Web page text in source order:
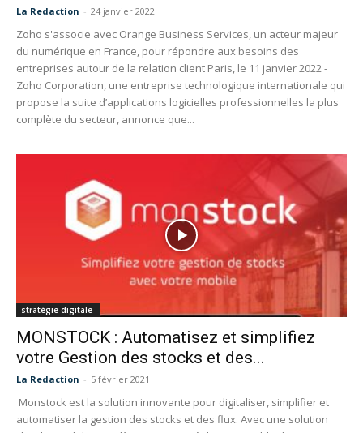
La Redaction - 24 janvier 2022
Zoho s'associe avec Orange Business Services, un acteur majeur
du numérique en France, pour répondre aux besoins des
entreprises autour de la relation client Paris, le 11 janvier 2022 -
Zoho Corporation, une entreprise technologique internationale qui
propose la suite d’applications logicielles professionnelles la plus
complète du secteur, annonce que...
stratégie digitale
MONSTOCK : Automatisez et simplifiez
votre Gestion des stocks et des...
La Redaction - 5 février 2021
Monstock est la solution innovante pour digitaliser, simplifier et
automatiser la gestion des stocks et des flux. Avec une solution